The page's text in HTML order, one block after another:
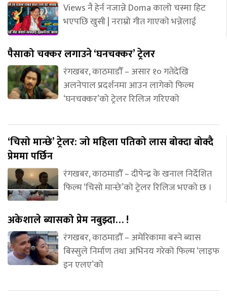
Views नै हेर्न नजान्ने Doma कालो चस्मा हिट
भएपछि खुसी | नराम्रो गीत गाएको भन्नेलाई
पैसाको चक्कर लगाउने ‘घनचक्कर’ ट्रेलर
रंगखबर, काठमाडौँ – असार १० गतेदेखि
अलनेपाल प्रदर्शनमा आउन लागेको फिल्म
‘घनचक्कर’को ट्रेलर रिलिज गरिएको
‘चिसो मान्छे’ ट्रेलर: जो महिला पतिको लास बोक्दा बोक्दै
प्रेममा पर्छिन
रंगखबर, काठमाडौँ – दीपेन्द्र के खनाल निर्देशित
फिल्म ‘चिसो मान्छे’को ट्रेलर रिलिज भएको छ ।
अकेशाले ब्यासको प्रेम नबुझ्दा… !
रंगखबर, काठमाडौँ – अमेरिकामा बस्ने ब्यास
बिस्सुले निर्माण तथा अभिनय गरेको फिल्म ‘लाइफ
इन एलए’को